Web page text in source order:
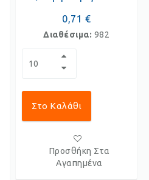
0,71 €
Διαθέσιμα: 982
Στο Καλάθι
Προσθήκη Στα
Αγαπημένα